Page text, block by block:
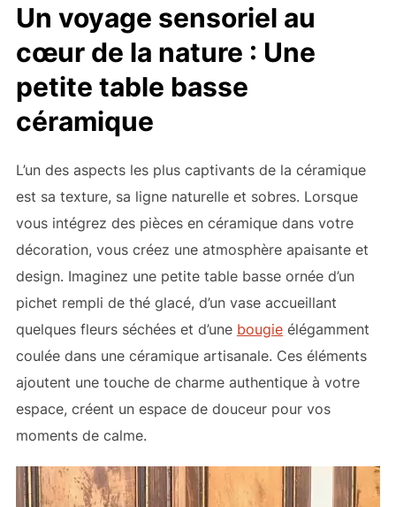
Un voyage sensoriel au
cœur de la nature : Une
petite table basse
céramique
L’un des aspects les plus captivants de la céramique
est sa texture, sa ligne naturelle et sobres. Lorsque
vous intégrez des pièces en céramique dans votre
décoration, vous créez une atmosphère apaisante et
design. Imaginez une petite table basse ornée d’un
pichet rempli de thé glacé, d’un vase accueillant
quelques fleurs séchées et d’une bougieélégamment
coulée dans une céramique artisanale. Ces éléments
ajoutent une touche de charme authentique à votre
espace, créent un espace de douceur pour vos
moments de calme.